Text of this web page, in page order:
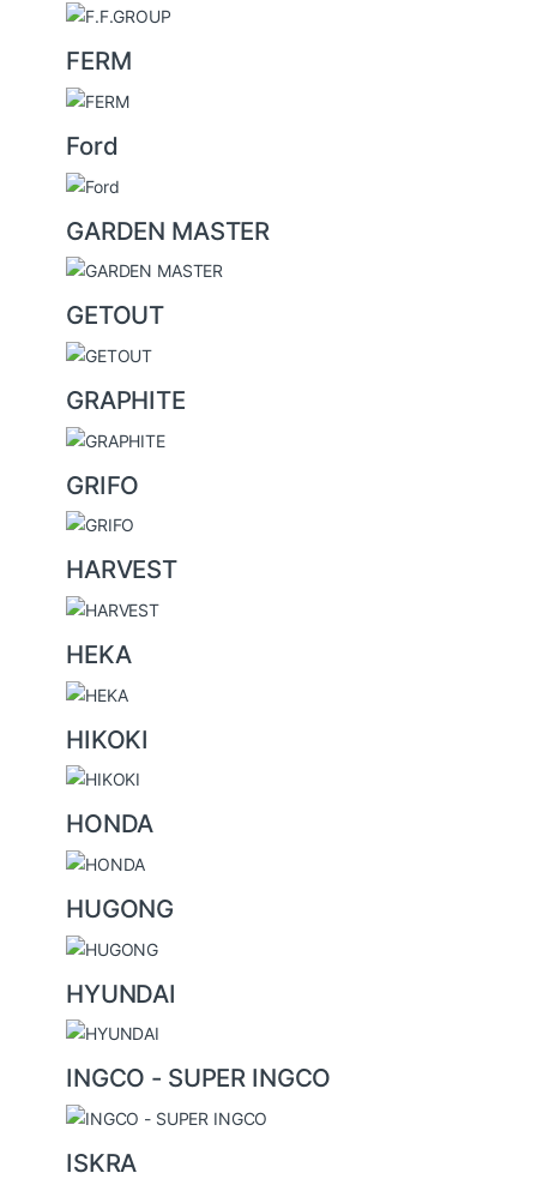
FERM
Ford
GARDEN MASTER
GETOUT
GRAPHITE
GRIFO
HARVEST
HEKA
HIKOKI
HONDA
HUGONG
HYUNDAI
INGCO - SUPER INGCO
ISKRA